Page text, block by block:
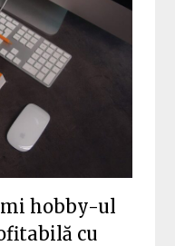
hobby-ul
cu